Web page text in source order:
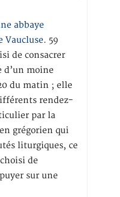
abbaye
Vaucluse. 59
de consacrer
d’un moine
du matin ; elle
rendez-
par la
grégorien qui
liturgiques, ce
de
sur une